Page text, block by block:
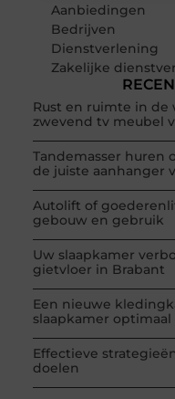
Aanbiedingen
Bedrijven
Dienstverlening
Zakelijke
Rust en ruimte in
zwevend tv meubel
Tandemasser huren
de juiste aanhanger
Autolift of
gebouw en gebruik
Uw slaapkamer
gietvloer in Brabant
Een nieuwe
slaapkamer optimaal
Effectieve
doelen